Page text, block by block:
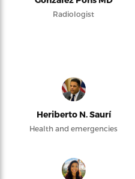
Radiologist
Heriberto N. Saurí
Health and emergencies